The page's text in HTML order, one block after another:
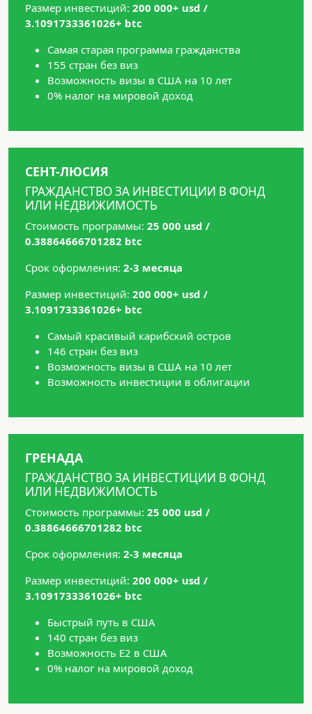
Размер инвестиций: 200 000+ usd /
3.1091733361026+ btc
Самая старая программа гражданства
155 стран без виз
Возможность визы в США на 10 лет
0% налог на мировой доход
СЕНТ-ЛЮСИЯ
ГРАЖДАНСТВО ЗА ИНВЕСТИЦИИ В ФОНД
ИЛИ НЕДВИЖИМОСТЬ
Стоимость программы: 25 000 usd /
0.38864666701282 btc
Срок оформления: 2-3 месяца
Размер инвестиций: 200 000+ usd /
3.1091733361026+ btc
Самый красивый карибский остров
146 стран без виз
Возможность визы в США на 10 лет
Возможность инвестиции в облигации
ГРЕНАДА
ГРАЖДАНСТВО ЗА ИНВЕСТИЦИИ В ФОНД
ИЛИ НЕДВИЖИМОСТЬ
Стоимость программы: 25 000 usd /
0.38864666701282 btc
Срок оформления: 2-3 месяца
Размер инвестиций: 200 000+ usd /
3.1091733361026+ btc
Быстрый путь в США
140 стран без виз
Возможность Е2 в США
0% налог на мировой доход